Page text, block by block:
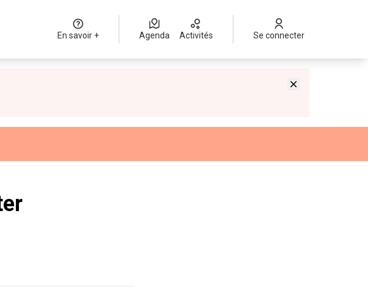
En savoir + Agenda Activités Se connecter